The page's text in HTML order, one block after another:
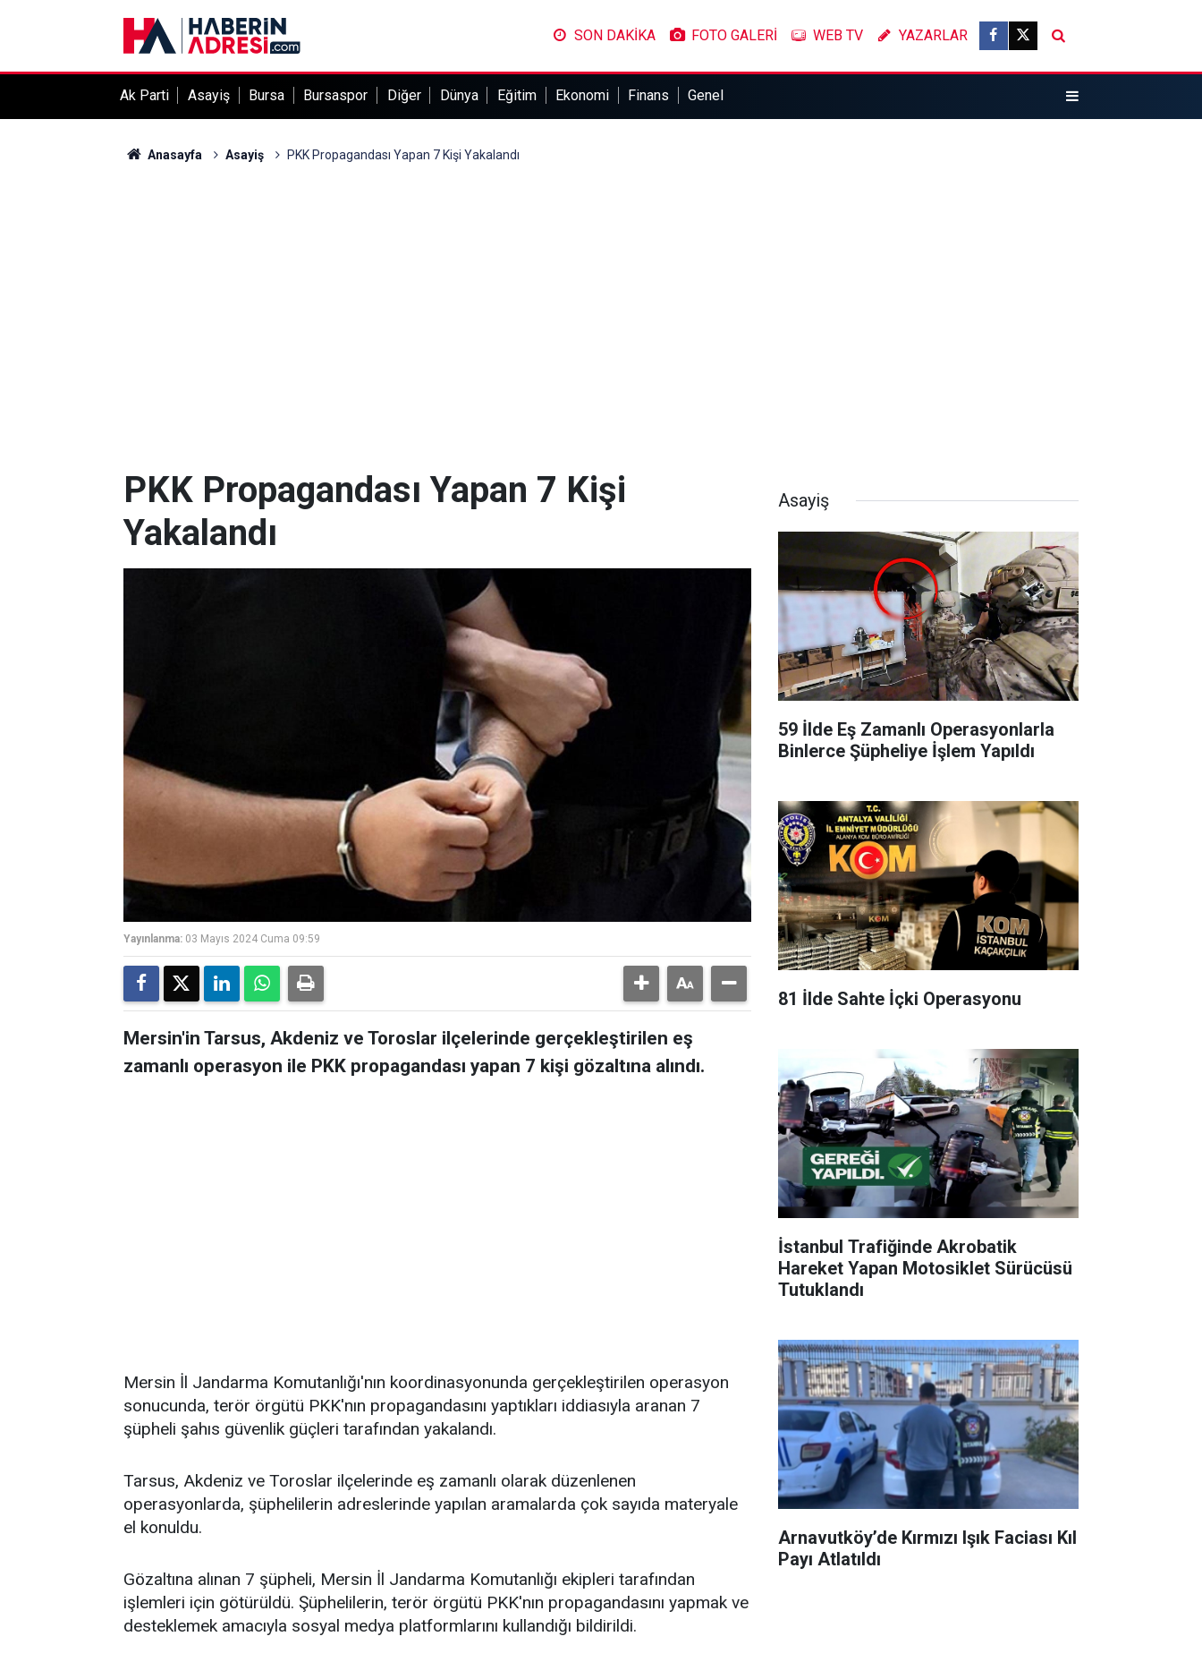
SON DAKİKA FOTO GALERİ WEB TV YAZARLAR
Ak Parti Asayiş Bursa Bursaspor Diğer Dünya Eğitim Ekonomi Finans Genel
Anasayfa Asayiş PKK Propagandası Yapan 7 Kişi Yakalandı
PKK Propagandası Yapan 7 Kişi
Yakalandı
Yayınlanma: 03 Mayıs 2024 Cuma 09:59
Mersin'in Tarsus, Akdeniz ve Toroslar ilçelerinde gerçekleştirilen eş
zamanlı operasyon ile PKK propagandası yapan 7 kişi gözaltına alındı.
Mersin İl Jandarma Komutanlığı'nın koordinasyonunda gerçekleştirilen operasyon
sonucunda, terör örgütü PKK'nın propagandasını yaptıkları iddiasıyla aranan 7
şüpheli şahıs güvenlik güçleri tarafından yakalandı.
Tarsus, Akdeniz ve Toroslar ilçelerinde eş zamanlı olarak düzenlenen
operasyonlarda, şüphelilerin adreslerinde yapılan aramalarda çok sayıda materyale
el konuldu.
Gözaltına alınan 7 şüpheli, Mersin İl Jandarma Komutanlığı ekipleri tarafından
işlemleri için götürüldü. Şüphelilerin, terör örgütü PKK'nın propagandasını yapmak ve
desteklemek amacıyla sosyal medya platformlarını kullandığı bildirildi.
Asayiş
59 İlde Eş Zamanlı Operasyonlarla
Binlerce Şüpheliye İşlem Yapıldı
81 İlde Sahte İçki Operasyonu
İstanbul Trafiğinde Akrobatik
Hareket Yapan Motosiklet Sürücüsü
Tutuklandı
Arnavutköy’de Kırmızı Işık Faciası Kıl
Payı Atlatıldı